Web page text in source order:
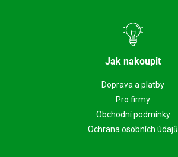
Jak nakoupit
Doprava a platby
Pro firmy
Obchodní podmínky
Ochrana osobních údajů